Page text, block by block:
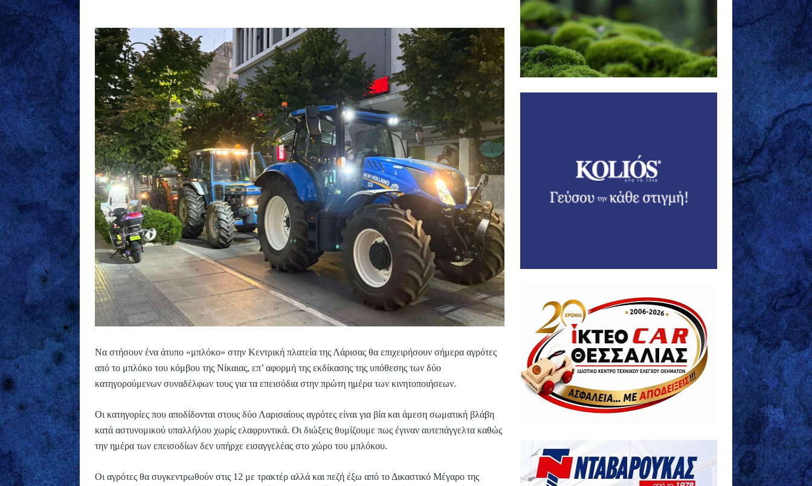
Να στήσουν ένα άτυπο «μπλόκο» στην Κεντρική πλατεία της Λάρισας θα επιχειρήσουν σήμερα αγρότες
από το μπλόκο του κόμβου της Νίκαιας, επ’ αφορμή της εκδίκασης της υπόθεσης των δύο
κατηγορούμενων συναδέλφων τους για τα επεισόδια στην πρώτη ημέρα των κινητοποιήσεων.
Οι κατηγορίες που αποδίδονται στους δύο Λαρισαίους αγρότες είναι για βία και άμεση σωματική βλάβη
κατά αστυνομικού υπαλλήλου χωρίς ελαφρυντικά. Οι διώξεις θυμίζουμε πως έγιναν αυτεπάγγελτα καθώς
την ημέρα των επεισοδίων δεν υπήρχε εισαγγελέας στο χώρο του μπλόκου.
Οι αγρότες θα συγκεντρωθούν στις 12 με τρακτέρ αλλά και πεζή έξω από το Δικαστικό Μέγαρο της